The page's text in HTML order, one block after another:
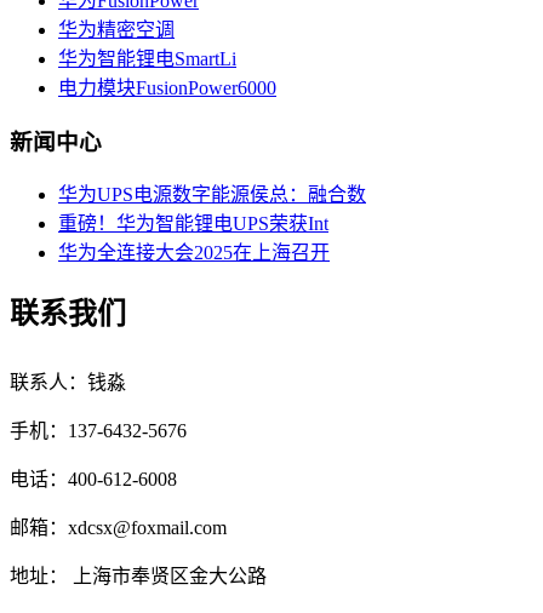
华为精密空调
华为智能锂电SmartLi
电力模块FusionPower6000
新闻中心
华为UPS电源数字能源侯总：融合数
重磅！华为智能锂电UPS荣获Int
华为全连接大会2025在上海召开
联系我们
联系人：钱淼
手机：137-6432-5676
电话：400-612-6008
邮箱：xdcsx@foxmail.com
地址： 上海市奉贤区金大公路